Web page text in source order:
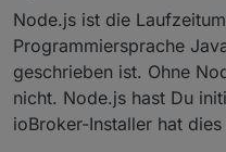
Node.js ist die
Programmiersprache
geschrieben ist. Ohne
nicht. Node.js hast Du
ioBroker-Installer hat